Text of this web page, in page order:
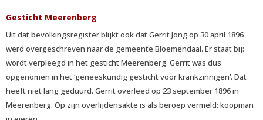
Gesticht Meerenberg
Uit dat bevolkingsregister blijkt ook dat Gerrit Jong op 30 april 1896
werd overgeschreven naar de gemeente Bloemendaal. Er staat bij:
wordt verpleegd in het gesticht Meerenberg. Gerrit was dus
opgenomen in het ‘geneeskundig gesticht voor krankzinnigen’. Dat
heeft niet lang geduurd. Gerrit overleed op 23 september 1896 in
Meerenberg. Op zijn overlijdensakte is als beroep vermeld: koopman